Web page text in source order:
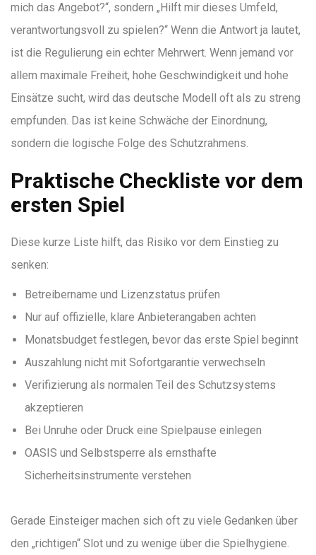
mich das Angebot?“, sondern „Hilft mir dieses Umfeld,
verantwortungsvoll zu spielen?“ Wenn die Antwort ja lautet,
ist die Regulierung ein echter Mehrwert. Wenn jemand vor
allem maximale Freiheit, hohe Geschwindigkeit und hohe
Einsätze sucht, wird das deutsche Modell oft als zu streng
empfunden. Das ist keine Schwäche der Einordnung,
sondern die logische Folge des Schutzrahmens.
Praktische Checkliste vor dem
ersten Spiel
Diese kurze Liste hilft, das Risiko vor dem Einstieg zu
senken:
Betreibername und Lizenzstatus prüfen
Nur auf offizielle, klare Anbieterangaben achten
Monatsbudget festlegen, bevor das erste Spiel beginnt
Auszahlung nicht mit Sofortgarantie verwechseln
Verifizierung als normalen Teil des Schutzsystems
akzeptieren
Bei Unruhe oder Druck eine Spielpause einlegen
OASIS und Selbstsperre als ernsthafte
Sicherheitsinstrumente verstehen
Gerade Einsteiger machen sich oft zu viele Gedanken über
den „richtigen“ Slot und zu wenige über die Spielhygiene.